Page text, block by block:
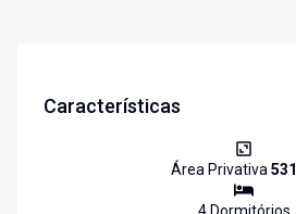
Características
Área Privativa531